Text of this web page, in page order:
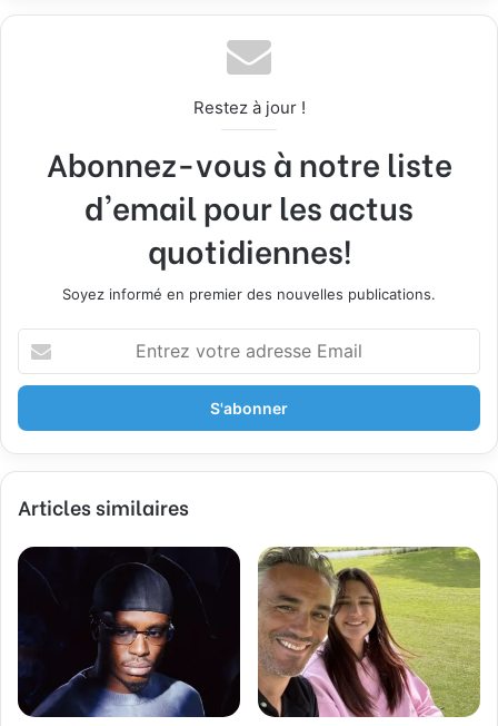
Restez à jour !
Abonnez-vous à notre liste
d'email pour les actus
quotidiennes!
Soyez informé en premier des nouvelles publications.
t
e
z
o
r
r
s
Articles similaires